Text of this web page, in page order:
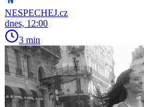
NESPECHEJ.cz
dnes, 12:00
3 min